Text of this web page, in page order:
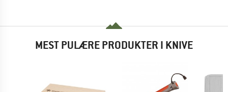
MEST PULÆRE PRODUKTER I KNIVE